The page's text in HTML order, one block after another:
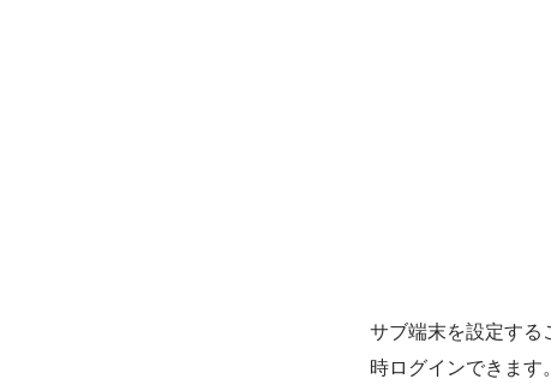
サブ端末を設定する
時ログインできます。